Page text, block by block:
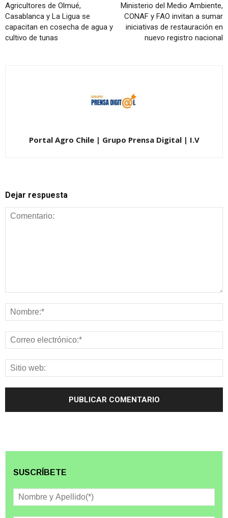
Agricultores de Olmué,
Casablanca y La Ligua se
capacitan en cosecha de agua y
cultivo de tunas
Ministerio del Medio Ambiente,
CONAF y FAO invitan a sumar
iniciativas de restauración en
nuevo registro nacional
Portal Agro Chile | Grupo Prensa Digital | I.V
Dejar respuesta
SUSCRÍBETE